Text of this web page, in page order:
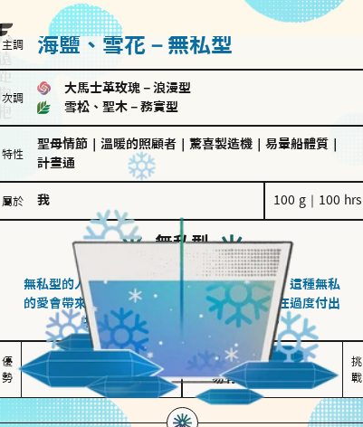
主調 海鹽、雪花－無私型
次調
大馬士革玫瑰 － 浪漫型
雪松、聖木 － 務實型
特性
聖母情節 溫暖的照顧者 驚喜製造機 易暈船體質
計畫通
屬於 我 100 g｜100 hrs
無私型
海鹽、雪花
無私型的人傾向用心呵護、滿足另一半的需求，這種無私
的愛會帶來緊密的關係連結，但也可能讓他們在過度付出
中迷失自我，忽略自己真正的需求。
優
勢
無私奉獻
讓伴侶感受到關懷
較難設立界線
易有強烈情感依賴
挑
戰